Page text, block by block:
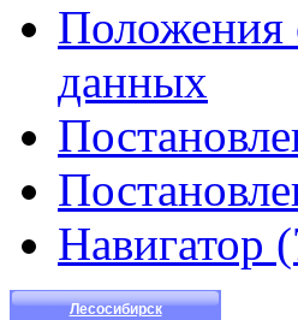
Положения
данных
Навигатор
Лесосибирск